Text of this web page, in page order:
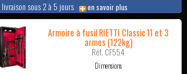
livraison sous 2 à 5 jours en savoir plus
Armoire à fusil RIETTI Classic 11 et 3
armes (122kg)
Réf. CF554
Dimensions